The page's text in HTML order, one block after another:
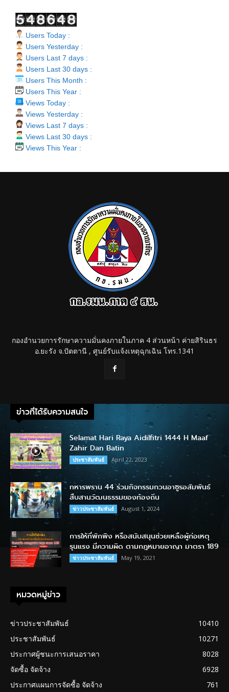
Users Today :
Users Yesterday :
Users Last 7 days :
Users Last 30 days :
Users This Month :
Users This Year :
Views Today :
Views Yesterday :
Views Last 7 days :
Views Last 30 days :
Views This Year :
กองอำนวยการรักษาความมั่นคงภายในภาค 4 ส่วนหน้า ค่ายสิรินธร
อ.ยะรัง จ.ปัตตานี , ศูนย์รับแจ้งเหตุฉุกเฉิน โทร.1341
ข่าวที่ได้รับความสนใจ
Selamat Hari Raya Aidilfitri 1444 H Maaf
Zahir Dan Batin
ประชาสัมพันธ์ April 22, 2023
ทหารพราน 44 ร่วมกิจกรรมกวนอาซูรอสัมพันธ์
สืบสานวัฒนธรรมของท้องถิ่น
ข่าวประชาสัมพันธ์ August 1, 2024
การให้ที่พักพิง หรือสนับสนุนช่วยเหลือผู้ก่อเหตุ
รุนแรง มีความผิด ตามกฎหมายอาญา มาตรา 189
ข่าวประชาสัมพันธ์ May 19, 2021
หมวดหมู่ข่าว
ข่าวประชาสัมพันธ์
10410
ประชาสัมพันธ์
10271
ประกาศผู้ชนะการเสนอราคา
8028
จัดซื้อ จัดจ้าง
6928
ประกาศแผนการจัดซื้อ จัดจ้าง
761